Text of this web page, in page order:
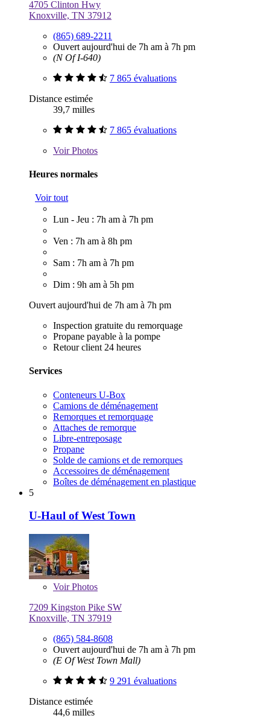
4705 Clinton Hwy
Knoxville, TN 37912
(865) 689-2211
Ouvert aujourd'hui de 7h am à 7h pm
(N Of I-640)
7 865 évaluations
Distance estimée
39,7 milles
7 865 évaluations
VoirPhotos
Heures normales
Voir tout
Lun - Jeu : 7h am à 7h pm
Ven : 7h am à 8h pm
Sam : 7h am à 7h pm
Dim : 9h am à 5h pm
Ouvert aujourd'hui de 7h am à 7h pm
Inspection gratuite du remorquage
Propane payable à la pompe
Retour client 24 heures
Services
Conteneurs U-Box
Camions de déménagement
Remorques et remorquage
Attaches de remorque
Libre-entreposage
Propane
Solde de camions et de remorques
Accessoires de déménagement
Boîtes de déménagement en plastique
5
U-Haul of West Town
VoirPhotos
7209 Kingston Pike SW
Knoxville, TN 37919
(865) 584-8608
Ouvert aujourd'hui de 7h am à 7h pm
(E Of West Town Mall)
9 291 évaluations
Distance estimée
44,6 milles